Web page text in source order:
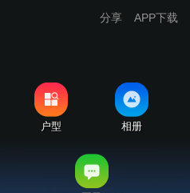
分享 APP下载
户型 相册